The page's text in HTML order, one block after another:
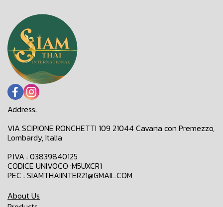
Address:
VIA SCIPIONE RONCHETTI 109 21044 Cavaria con Premezzo,
Lombardy, Italia
P.IVA : 03839840125
CODICE UNIVOCO :M5UXCR1
PEC : SIAMTHAIINTER21@GMAIL.COM
About Us